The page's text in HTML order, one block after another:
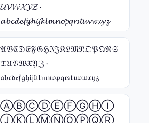
𝓤𝓥𝓦𝓧𝓨𝓩 ·
𝓪𝓫𝓬𝓭𝓮𝓯𝓰𝓱𝓲𝓳𝓴𝓵𝓶𝓷𝓸𝓹𝓺𝓻𝓼𝓽𝓾𝓿𝔀𝔁𝔂𝔃
𝔄𝔅ℭ𝔇𝔈𝔉𝔊ℌℑ𝔍𝔎𝔏𝔐𝔑𝔒𝔓𝔔ℜ𝔖
𝔗𝔘𝔙𝔚𝔛𝔜ℨ ·
𝔞𝔟𝔠𝔡𝔢𝔣𝔤𝔥𝔦𝔧𝔨𝔩𝔪𝔫𝔬𝔭𝔮𝔯𝔰𝔱𝔲𝔳𝔴𝔵𝔶𝔷
ⒶⒷⒸⒹⒺⒻⒼⒽⒾ
ⒿⓀⓁⓂⓃⓄⓅⓆⓇ